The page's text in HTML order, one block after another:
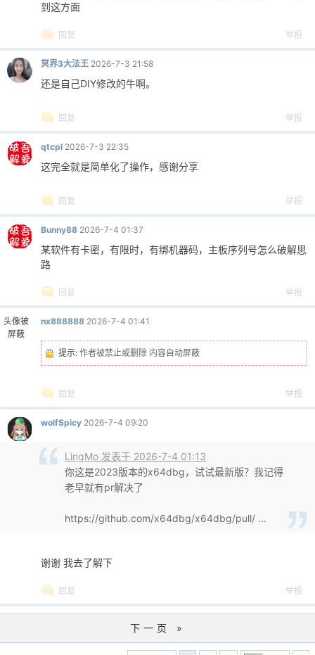
到这方面
回复 举报
冥界3大法王 2026-7-3 21:58
还是自己DIY修改的牛啊。
回复 举报
qtcpl 2026-7-3 22:35
这完全就是简单化了操作，感谢分享
回复 举报
Bunny88 2026-7-4 01:37
某软件有卡密，有限时，有绑机器码，主板序列号怎么破解思
路
回复 举报
头像被
屏蔽
nx888888 2026-7-4 01:41
提示: 作者被禁止或删除 内容自动屏蔽
回复 举报
wolfSpicy 2026-7-4 09:20
LingMo 发表于 2026-7-4 01:13
你这是2023版本的x64dbg，试试最新版？我记得
老早就有pr解决了
https://github.com/x64dbg/x64dbg/pull/ ...
谢谢 我去了解下
回复 举报
下一页 »